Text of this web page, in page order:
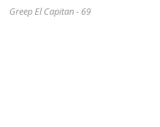
Greep El Capitan - 69